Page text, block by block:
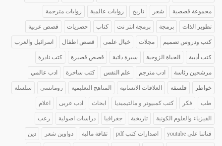
مجموعة قصصية شعر تاريخ روايات عالمية روايات مترجمة
تطوير الذات برمجة برمجة انتر نت كتاب حصريات قصص عربية
كتب ودروس تصميم مجلات خيال علمى قصص اطفال اسرائيل والعرب
كتب أدبية الحياة الزوجية سيرة ذاتية قصص قصيرة كتب نادرة
مرشحين رئاسة ادب مترجم علم النفس كتب ساخرة ادب عالمي
خواطر فلسفة العلاقات الانسانية المناهج التعليمية رومانسى سلسلة
طب فكر كتب كمبيوتر و مالتيميديا ابحاث ادب عربى اعلام
الفيزياء والعلوم الكونية تاريخية جغرافيا دراسات اصولية رعب
قناتنا على youtube اصدارات كتب pdf ثقافة مالية دواوين شعر دين